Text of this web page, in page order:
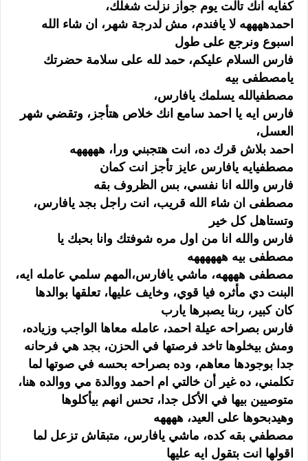
كفايه انك تالت يوم جواز نزلت شغلك،
احمدههههه لا يافندم، مش لدرجة شهر، ان شاء الله
اسبوع ونرجع على طول
فارس السلام عليكم، حمد لله على سلامة حضرتك
يامصطفى بيه
مصطفيالله يسلمك يافارس،
فارس ايه يا احمد سامع انك خلاص هتأجز، وتقضي شهر
العسل،
احمد بلاش قرك ده، انت هتجبني ورا، هههههه
مصطفيايه يافارس عايز تأجز انت كمان
فارس والله انا نفسي، بس الظروف بقه
مصطفى ان شاء الله قريب، انت راجل بجد يافارس،
وتستاهل كل خير
فارس والله انا من اول مره شوفتك وانا بحبك يا
مصطفى بيه ههههههه
مصطفى ههههه، ماشي يافارس،المهم سلمي عامله ايه،
البنت دي مأثره فيا قوي، وخايف عليها، تعلقها بوالدها
كان كبير، ربنا يصبرها يارب
فارس بصراحه عيلة احمد، عامله معاها الواجب وزياده،
ومش بيخلوها تاخد فرصتها في الحزن، بجد هي فرحانه
جدا بوجودها معاهم، وده بصراحه بحسه في صوتها لما
تكلمني، ده غير أن خالتي ام احمد ووالدة مي ووالده هنا،
متوصيين بيها في الأكل جدا، تحس انهم بيأكلوها
وهيدبحوها على العيد، ههههه
مصطفي بقه كده، ماشي يافارس، متبقاش تزعل لما
اقولها انت بتقول ايه عليها